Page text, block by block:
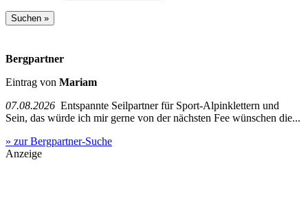
Bergpartner
Eintrag von Mariam
07.08.2026 Entspannte Seilpartner für Sport-Alpinklettern und
Sein, das würde ich mir gerne von der nächsten Fee wünschen die...
» zur Bergpartner-Suche
Anzeige